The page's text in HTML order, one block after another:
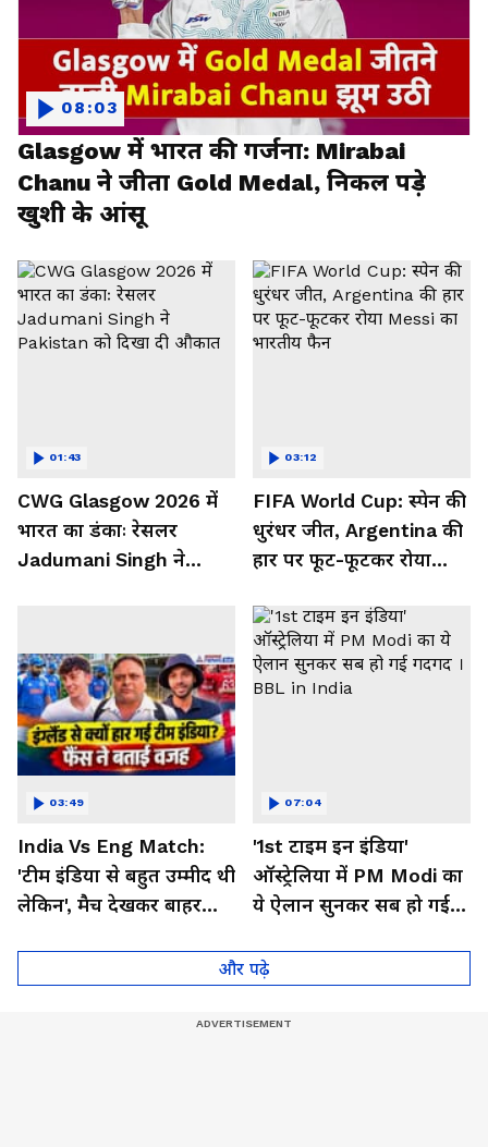
Glasgow में भारत की गर्जना: Mirabai
Chanu ने जीता Gold Medal, निकल पड़े
खुशी के आंसू
08:03
CWG Glasgow 2026 में
भारत का डंकाः रेसलर
Jadumani Singh ने
01:43
FIFA World Cup: स्पेन की
धुरंधर जीत, Argentina की
हार पर फूट-फूटकर रोया
03:12
India Vs Eng Match:
'टीम इंडिया से बहुत उम्मीद थी
लेकिन', मैच देखकर बाहर
03:49
'1st टाइम इन इंडिया'
ऑस्ट्रेलिया में PM Modi का
ये ऐलान सुनकर सब हो गई
07:04
और पढ़े